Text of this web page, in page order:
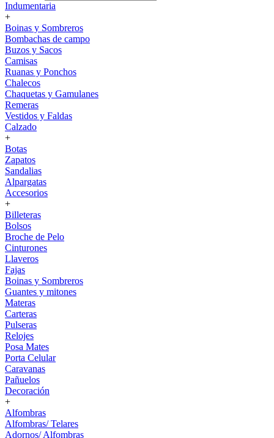
Indumentaria
+
Boinas y Sombreros
Bombachas de campo
Buzos y Sacos
Camisas
Ruanas y Ponchos
Chalecos
Chaquetas y Gamulanes
Remeras
Vestidos y Faldas
Calzado
+
Botas
Zapatos
Sandalias
Alpargatas
Accesorios
+
Billeteras
Bolsos
Broche de Pelo
Cinturones
Llaveros
Fajas
Boinas y Sombreros
Guantes y mitones
Materas
Carteras
Pulseras
Relojes
Posa Mates
Porta Celular
Caravanas
Pañuelos
Decoración
+
Alfombras
Alfombras/ Telares
Adornos/ Alfombras